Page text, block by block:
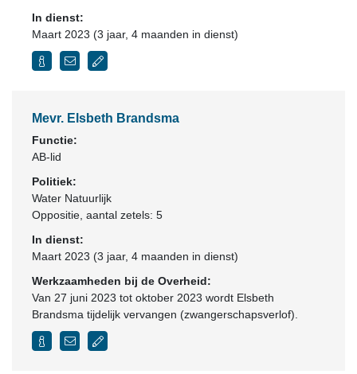
In dienst:
Maart 2023 (3 jaar, 4 maanden in dienst)
Mevr. Elsbeth Brandsma
Functie:
AB-lid
Politiek:
Water Natuurlijk
Oppositie , aantal zetels: 5
In dienst:
Maart 2023 (3 jaar, 4 maanden in dienst)
Werkzaamheden bij de Overheid:
Van 27 juni 2023 tot oktober 2023 wordt Elsbeth
Brandsma tijdelijk vervangen (zwangerschapsverlof).